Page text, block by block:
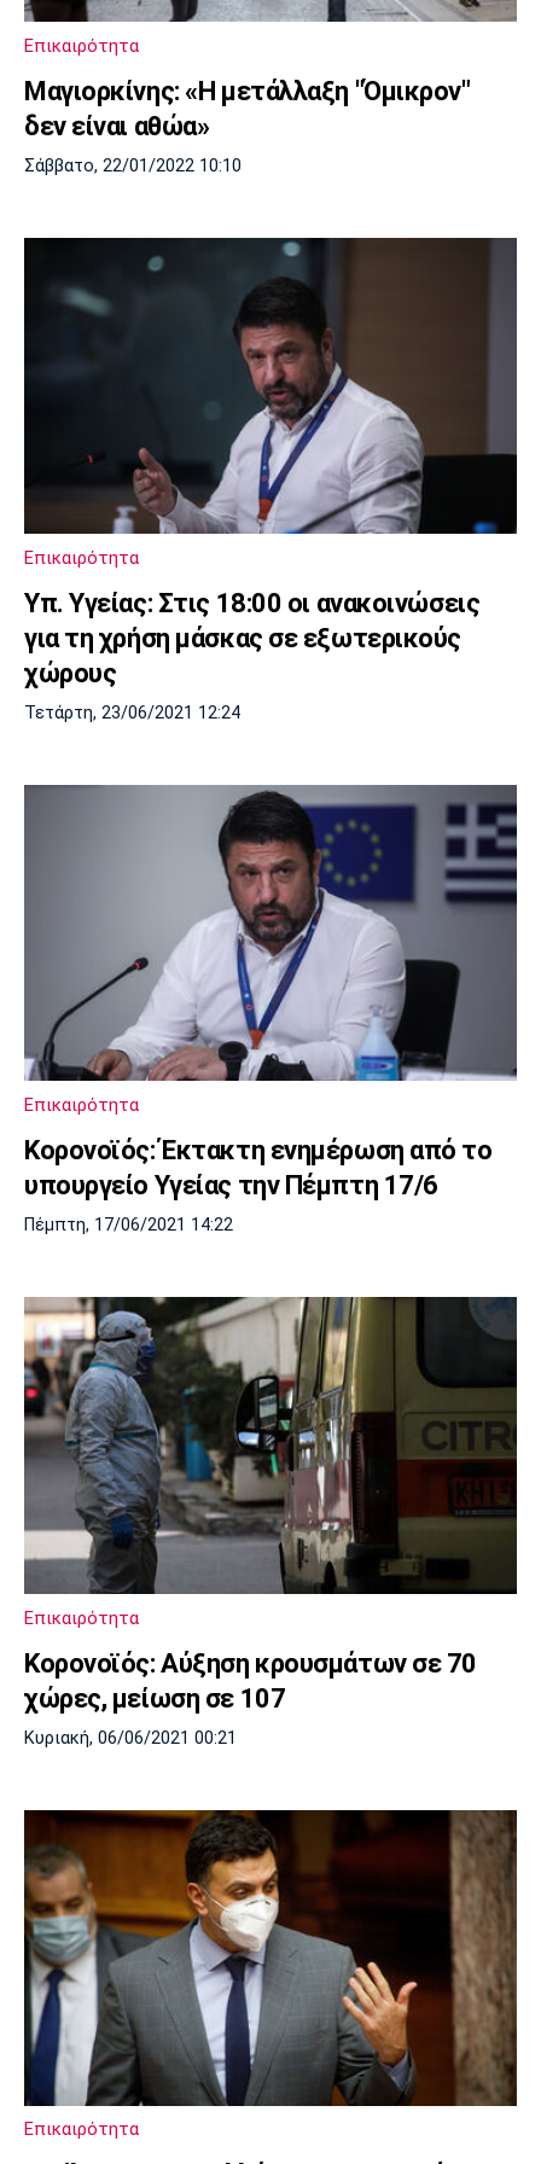
Επικαιρότητα
Μαγιορκίνης: «Η μετάλλαξη "Όμικρον"
δεν είναι αθώα»
Σάββατο, 22/01/2022 10:10
Επικαιρότητα
Υπ. Υγείας: Στις 18:00 οι ανακοινώσεις
για τη χρήση μάσκας σε εξωτερικούς
χώρους
Τετάρτη, 23/06/2021 12:24
Επικαιρότητα
Κορονοϊός: Έκτακτη ενημέρωση από το
υπουργείο Yγείας την Πέμπτη 17/6
Πέμπτη, 17/06/2021 14:22
Επικαιρότητα
Κορονοϊός: Αύξηση κρουσμάτων σε 70
χώρες, μείωση σε 107
Κυριακή, 06/06/2021 00:21
Επικαιρότητα